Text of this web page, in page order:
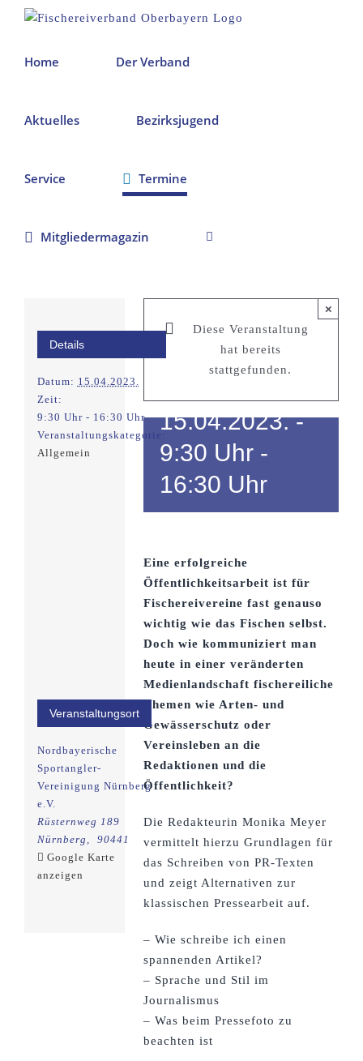
Zum
Home Der Verband
Aktuelles Bezirksjugend
Service Termine
Mitgliedermagazin
Diese Veranstaltung
hat bereits
stattgefunden.
×
Presseseminar
zu Gast in
15.04.2023. -
9:30 Uhr -
16:30 Uhr
Eine erfolgreiche
Öffentlichkeitsarbeit ist für
Fischereivereine fast genauso
wichtig wie das Fischen selbst.
Doch wie kommuniziert man
heute in einer veränderten
Medienlandschaft fischereiliche
Themen wie Arten- und
Gewässerschutz oder
Vereinsleben an die
Redaktionen und die
Öffentlichkeit?
Die Redakteurin Monika Meyer
vermittelt hierzu Grundlagen für
das Schreiben von PR-Texten
und zeigt Alternativen zur
klassischen Pressearbeit auf.
– Wie schreibe ich einen
spannenden Artikel?
– Sprache und Stil im
Journalismus
– Was beim Pressefoto zu
beachten ist
Details
Datum: 15.04.2023.
Zeit:
9:30 Uhr - 16:30 Uhr
Veranstaltungskategorie:
Allgemein
Veranstaltungsort
Nordbayerische
Sportangler-
Vereinigung Nürnberg
e.V.
Rüsternweg 189
Nürnberg
90441
Google Karte
anzeigen